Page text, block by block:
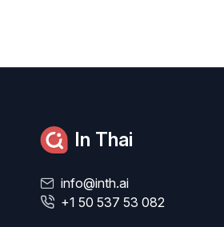
In Thai
info@inth.ai
+1 50 537 53 082